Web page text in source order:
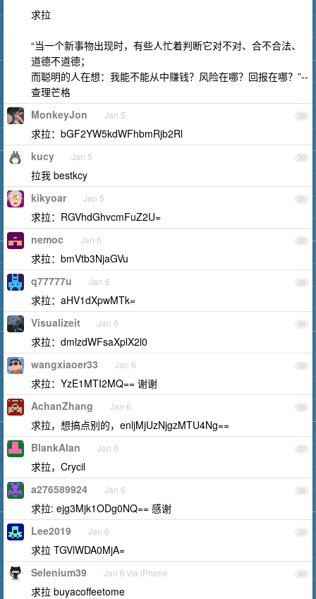
求拉
“当一个新事物出现时，有些人忙着判断它对不对、合不合法、
道德不道德；
而聪明的人在想：我能不能从中赚钱？风险在哪？回报在哪？”--
查理芒格
29
MonkeyJon Jan 5
求拉：bGF2YW5kdWFhbmRjb2Rl
30
kucy Jan 5
拉我 bestkcy
31
kikyoar Jan 5
求拉：RGVhdGhvcmFuZ2U=
32
nemoc Jan 6
求拉：bmVtb3NjaGVu
33
q77777u Jan 6
求拉：aHV1dXpwMTk=
34
Visualizeit Jan 6
求拉：dmlzdWFsaXplX2l0
35
wangxiaoer33 Jan 6
求拉：YzE1MTI2MQ== 谢谢
36
AchanZhang Jan 6
求拉，想搞点别的，enljMjUzNjgzMTU4Ng==
37
BlankAlan Jan 6
求拉，Crycil
38
a276589924 Jan 6
求拉: ejg3Mjk1ODg0NQ== 感谢
39
Lee2019 Jan 6
求拉 TGVlWDA0MjA=
40
Selenium39 Jan 6 via iPhone
求拉 buyacoffeetome